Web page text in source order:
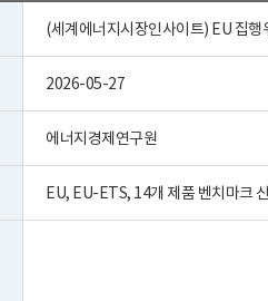
(세계에너지시장인사이트) EU 집
2026-05-27
에너지경제연구원
EU, EU-ETS, 14개 제품 벤치마크